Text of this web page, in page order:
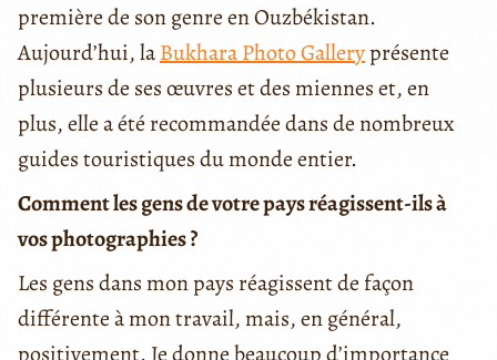
première de son genre en Ouzbékistan.
Aujourd’hui, laBukhara Photo Galleryprésente
plusieurs de ses œuvres et des miennes et, en
plus, elle a été recommandée dans de nombreux
guides touristiques du monde entier.
Comment les gens de votre pays réagissent-ils à
vos photographies ?
Les gens dans mon pays réagissent de façon
différente à mon travail, mais, en général,
positivement. Je donne beaucoup d’importance